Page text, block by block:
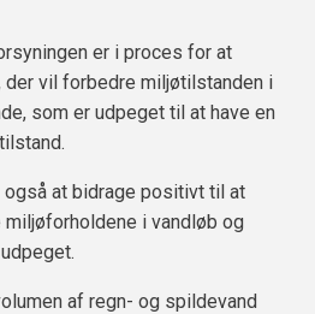
er i proces for at
der vil forbedre miljøtilstanden i
som er udpeget til at have en
at bidrage positivt til at
i vandløb og
af regn- og spildevand